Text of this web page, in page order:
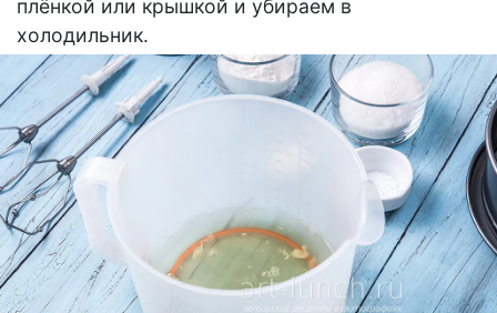
плёнкой или крышкой и убираем в
холодильник.